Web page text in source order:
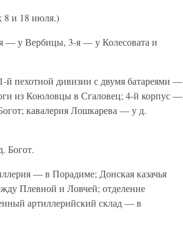
8 и 18 июля.)
— у Вербицы, 3-я — у Колесовата и
й пехотной дивизии с двумя батареями —
из Коюловцы в Сгаловец; 4-й корпус —
кавалерия Лошкарева — у д.
Богот.
— в Порадиме; Донская казачья
Плевной и Ловчей; отделение
артиллерийский склад — в